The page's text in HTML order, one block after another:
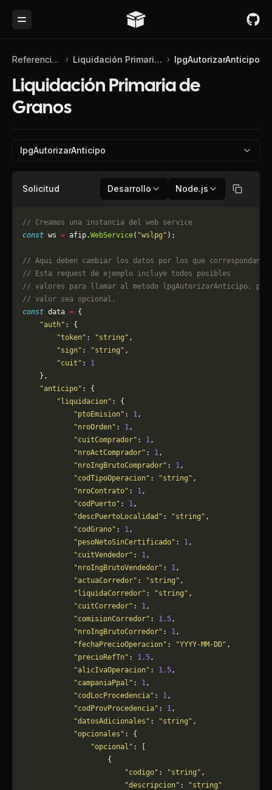
Toggle Menu
Referencia de API Liquidación Primaria de Granos lpgAutorizarAnticipo
Liquidación Primaria de
Granos
lpgAutorizarAnticipo
Solicitud Desarrollo Node.js Copiar
// Creamos una instancia del web service
const ws = afip.WebService( "wslpg" );
// Aqui deben cambiar los datos por los que correspondan.
// Esta request de ejemplo incluye todos posibles
// valores para llamar al metodo lpgAutorizarAnticipo,
// valor sea opcional.
const data = {
    "auth"
: {
        "token"
: "string" ,
        "sign"
: "string" ,
        "cuit"
: 1
    },
    "anticipo"
: {
        "liquidacion"
: {
            "ptoEmision"
: 1,
            "nroOrden"
: 1,
            "cuitComprador"
: 1,
            "nroActComprador"
: 1,
            "nroIngBrutoComprador"
: 1,
            "codTipoOperacion"
: "string" ,
            "nroContrato"
: 1,
            "codPuerto"
: 1,
            "descPuertoLocalidad"
: "string" ,
            "codGrano"
: 1,
            "pesoNetoSinCertificado"
: 1,
            "cuitVendedor"
: 1,
            "nroIngBrutoVendedor"
: 1,
            "actuaCorredor"
: "string" ,
            "liquidaCorredor"
: "string" ,
            "cuitCorredor"
: 1,
            "comisionCorredor"
: 1.5,
            "nroIngBrutoCorredor"
: 1,
            "fechaPrecioOperacion"
: "YYYY-MM-DD" ,
            "precioRefTn"
: 1.5,
            "alicIvaOperacion"
: 1.5,
            "campaniaPpal"
: 1,
            "codLocProcedencia"
: 1,
            "codProvProcedencia"
: 1,
            "datosAdicionales"
: "string" ,
            "opcionales"
: {
                "opcional"
: [
                    {
                        "codigo"
: "string" ,
                        "descripcion"
:
"string"